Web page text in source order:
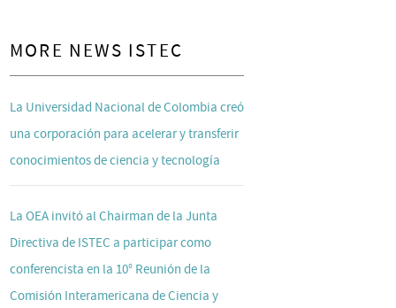
MORE NEWS ISTEC
La Universidad Nacional de Colombia creó
una corporación para acelerar y transferir
conocimientos de ciencia y tecnología
La OEA invitó al Chairman de la Junta
Directiva de ISTEC a participar como
conferencista en la 10° Reunión de la
Comisión Interamericana de Ciencia y